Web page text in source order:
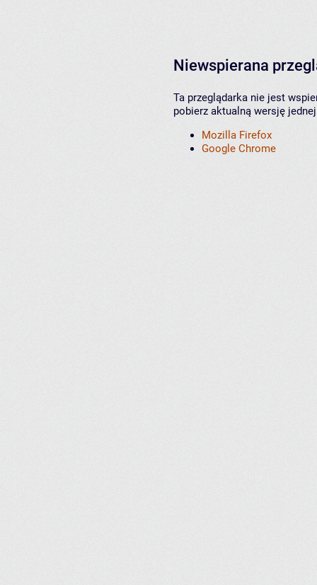
Niewspierana
Ta przeglądarka nie jest
pobierz aktualną wersję
Mozilla Firefox
Google Chrome